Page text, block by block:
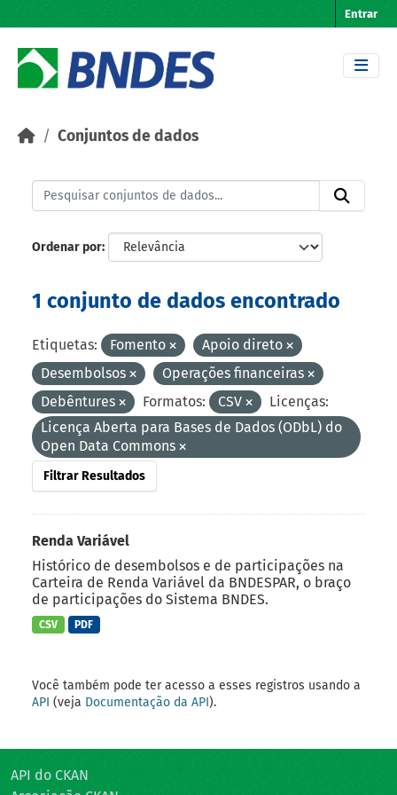
Entrar
Conjuntos de dados
Ordenar por
1 conjunto de dados encontrado
Etiquetas: Fomento
Apoio direto
Desembolsos
Operações financeiras
Debêntures
Formatos: CSV
Licenças:
Licença Aberta para Bases de Dados (ODbL) do
Open Data Commons
Filtrar Resultados
Renda Variável
Histórico de desembolsos e de participações na
Carteira de Renda Variável da BNDESPAR, o braço
de participações do Sistema BNDES.
CSV PDF
Você também pode ter acesso a esses registros usando a
API (veja Documentação da API).
API do CKAN